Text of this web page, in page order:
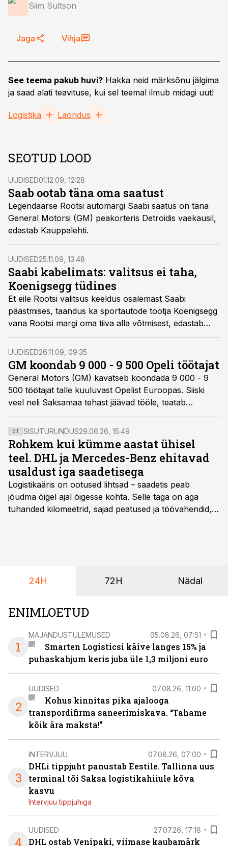
Siim Sultson
Jaga Vihja
See teema pakub huvi? Hakka neid märksõnu jälgima
ja saad alati teavituse, kui sel teemal ilmub midagi uut!
Logistika Laondus
SEOTUD LOOD
UUDISED01.12.09, 12:28
Saab ootab täna oma saatust
Legendaarse Rootsi automargi Saabi saatus on täna
General Motorsi (GM) peakorteris Detroidis vaekausil,
edastab Kauppalehti.
UUDISED25.11.09, 13:48
Saabi kabelimats: valitsus ei taha,
Koenigsegg tüdines
Et eile Rootsi valitsus keeldus osalemast Saabi
päästmises, taandus ka sportautode tootja Koenigsegg
vana Rootsi margi oma tiiva alla võtmisest, edastab
Kauppalehti.
UUDISED26.11.09, 09:35
GM koondab 9 000 - 9 500 Opeli töötajat
General Motors (GM) kavatseb koondada 9 000 - 9
500 töötajat talle kuuluvast Opelist Euroopas. Siiski
veel neli Saksamaa tehast jäävad tööle, teatab
Taloussanomat.
ST SISUTURUNDUS29.06.26, 15:49
Rohkem kui kümme aastat ühisel
teel. DHL ja Mercedes-Benz ehitavad
usaldust iga saadetisega
Logistikaäris on ootused lihtsad – saadetis peab
jõudma õigel ajal õigesse kohta. Selle taga on aga
tuhanded kilomeetrid, sajad peatused ja töövahendid,
24H 72H Nädal
ENIMLOETUD
1
MAJANDUSTULEMUSED 05.08.26, 07:51
Smarten Logisticsi käive langes 15% ja
puhaskahjum keris juba üle 1,3 miljoni euro
2
UUDISED 07.08.26, 11:00
Kohus kinnitas pika ajalooga
transpordifirma saneerimiskava. “Tahame
kõik ära maksta!”
3
INTERVJUU 07.08.26, 07:00
DHLi tippjuht panustab Eestile. Tallinna uus
terminal tõi Saksa logistikahiiule kõva
kasvu
Intervjuu tippjuhiga
4
UUDISED 27.07.26, 17:18
DHL ostab Venipaki, viimase kaubamärk